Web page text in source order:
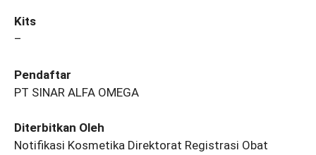
Kits
–
Pendaftar
PT SINAR ALFA OMEGA
Diterbitkan Oleh
Notifikasi Kosmetika Direktorat Registrasi Obat